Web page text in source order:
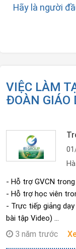
Hãy là người
VIỆC LÀM
ĐOÀN GIÁO
- Hỗ trợ GVCN
- Hỗ trợ học viên
- Trực tiếp giảng
bài tập Video)
- Kiểm tra bài tập
3 năm trước